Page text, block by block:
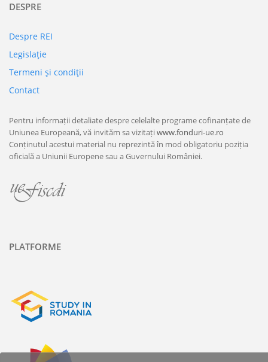
DESPRE
Despre REI
Legislaţie
Termeni şi condiţii
Contact
Pentru informații detaliate despre celelalte programe cofinanțate de
Uniunea Europeană, vă invităm sa vizitațiwww.fonduri-ue.ro
Conținutul acestui material nu reprezintă în mod obligatoriu poziția
oficială a Uniunii Europene sau a Guvernului României.
PLATFORME